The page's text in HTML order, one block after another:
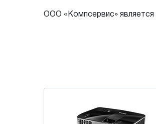
ООО «Компсервис»